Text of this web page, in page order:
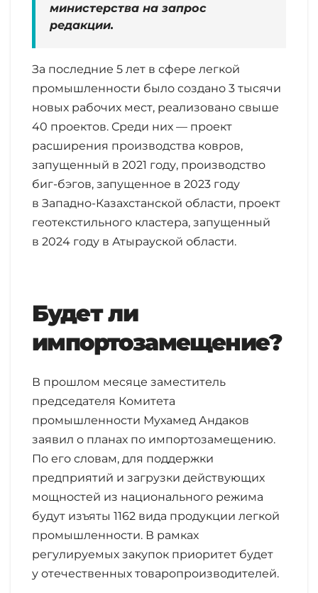
министерства на запрос
редакции.
За последние 5 лет в сфере легкой
промышленности было создано 3 тысячи
новых рабочих мест, реализовано свыше
40 проектов. Среди них — проект
расширения производства ковров,
запущенный в 2021 году, производство
биг-бэгов, запущенное в 2023 году
в Западно-Казахстанской области, проект
геотекстильного кластера, запущенный
в 2024 году в Атырауской области.
Будет ли
импортозамещение?
В прошлом месяце заместитель
председателя Комитета
промышленности Мухамед Андаков
заявил о планах по импортозамещению.
По его словам, для поддержки
предприятий и загрузки действующих
мощностей из национального режима
будут изъяты 1162 вида продукции легкой
промышленности. В рамках
регулируемых закупок приоритет будет
у отечественных товаропроизводителей.